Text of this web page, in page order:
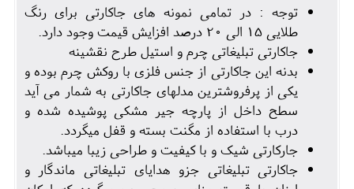
توجه : در تمامی نمونه های جاکارتی برای رنگ
طلایی 15 الی 20 درصد افزایش قیمت وجود دارد.
جاکارتی تبلیغاتی چرم و استیل طرح نقشینه
بدنه این جاکارتی از جنس فلزی با روکش چرم بوده و
یکی از پرفروشترین مدلهای جاکارتی به شمار می آید
سطح داخل از پارچه جیر مشکی پوشیده شده و
درب با استفاده از مگنت بسته و قفل میگردد.
جارکارتی شیک و با کیفیت و طراحی زیبا میباشد.
جاکارتی تبلیغاتی جزو هدایای تبلیغاتی ماندگار و